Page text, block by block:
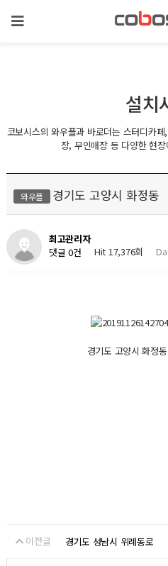
설치
코보시스의 와우플과 바로더는 스터디카
장, 무인매장 등 다양한 현
와우플 경기도 고양시 화정동
최고관리자
댓글 0건
Hit 17,376회
경기도 고양시 화정
이전글 경기도 성남시 위례동로